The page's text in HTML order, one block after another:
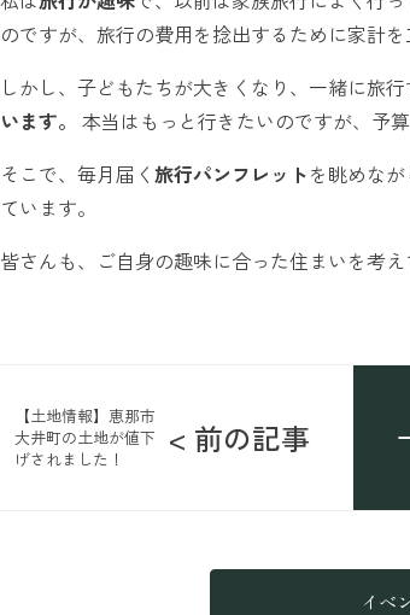
のですが、旅行の費用を捻出するために家計を
しかし、子どもたちが大きくなり、一緒に旅
います。 本当はもっと行きたいのですが、予
そこで、毎月届く 旅行パンフレットを眺めな
ています。
皆さんも、ご自身の趣味に合った住まいを考
< 前の記事
【土地情報】恵那市
大井町の土地が値下
げされました！
イベ